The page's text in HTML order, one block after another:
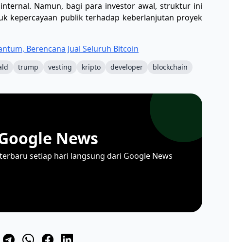
Namun, bagi para investor awal, struktur ini
kepercayaan publik terhadap keberlanjutan proyek
Berencana Jual Seluruh Bitcoin
trump vesting kripto developer blockchain
News
setiap hari langsung dari Google News